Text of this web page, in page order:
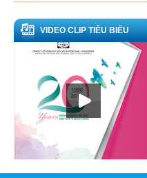
VIDEO CLIP TIÊU BIỂU